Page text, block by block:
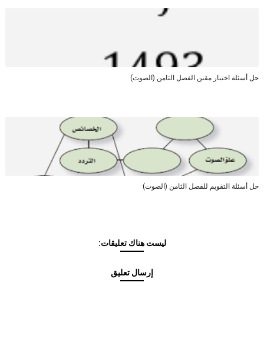
حل أسئلة اختبار مقنن الفصل الثامن (الصوت)
حل أسئلة التقويم للفصل الثامن (الصوت)
ليست هناك تعليقات:
إرسال تعليق